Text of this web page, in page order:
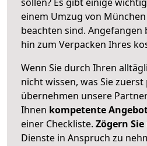
einem Umzug von
beachten sind. Angefangen
hin zum Verpacken Ihres
Wenn Sie durch Ihren
nicht wissen, was Sie
übernehmen unsere
Ihnen kompetente
einer Checkliste. Zögern
Dienste in Anspruch zu